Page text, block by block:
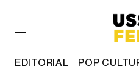
EDITORIAL POP